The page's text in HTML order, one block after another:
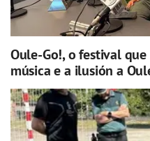
Oule-Go!, o festival
música e a ilusión a